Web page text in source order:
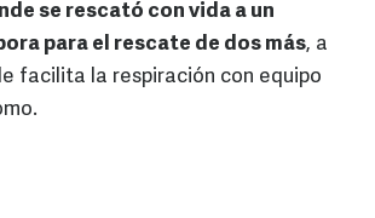
se rescató con vida a un
para el rescate de dos más, a
facilita la respiración con equipo